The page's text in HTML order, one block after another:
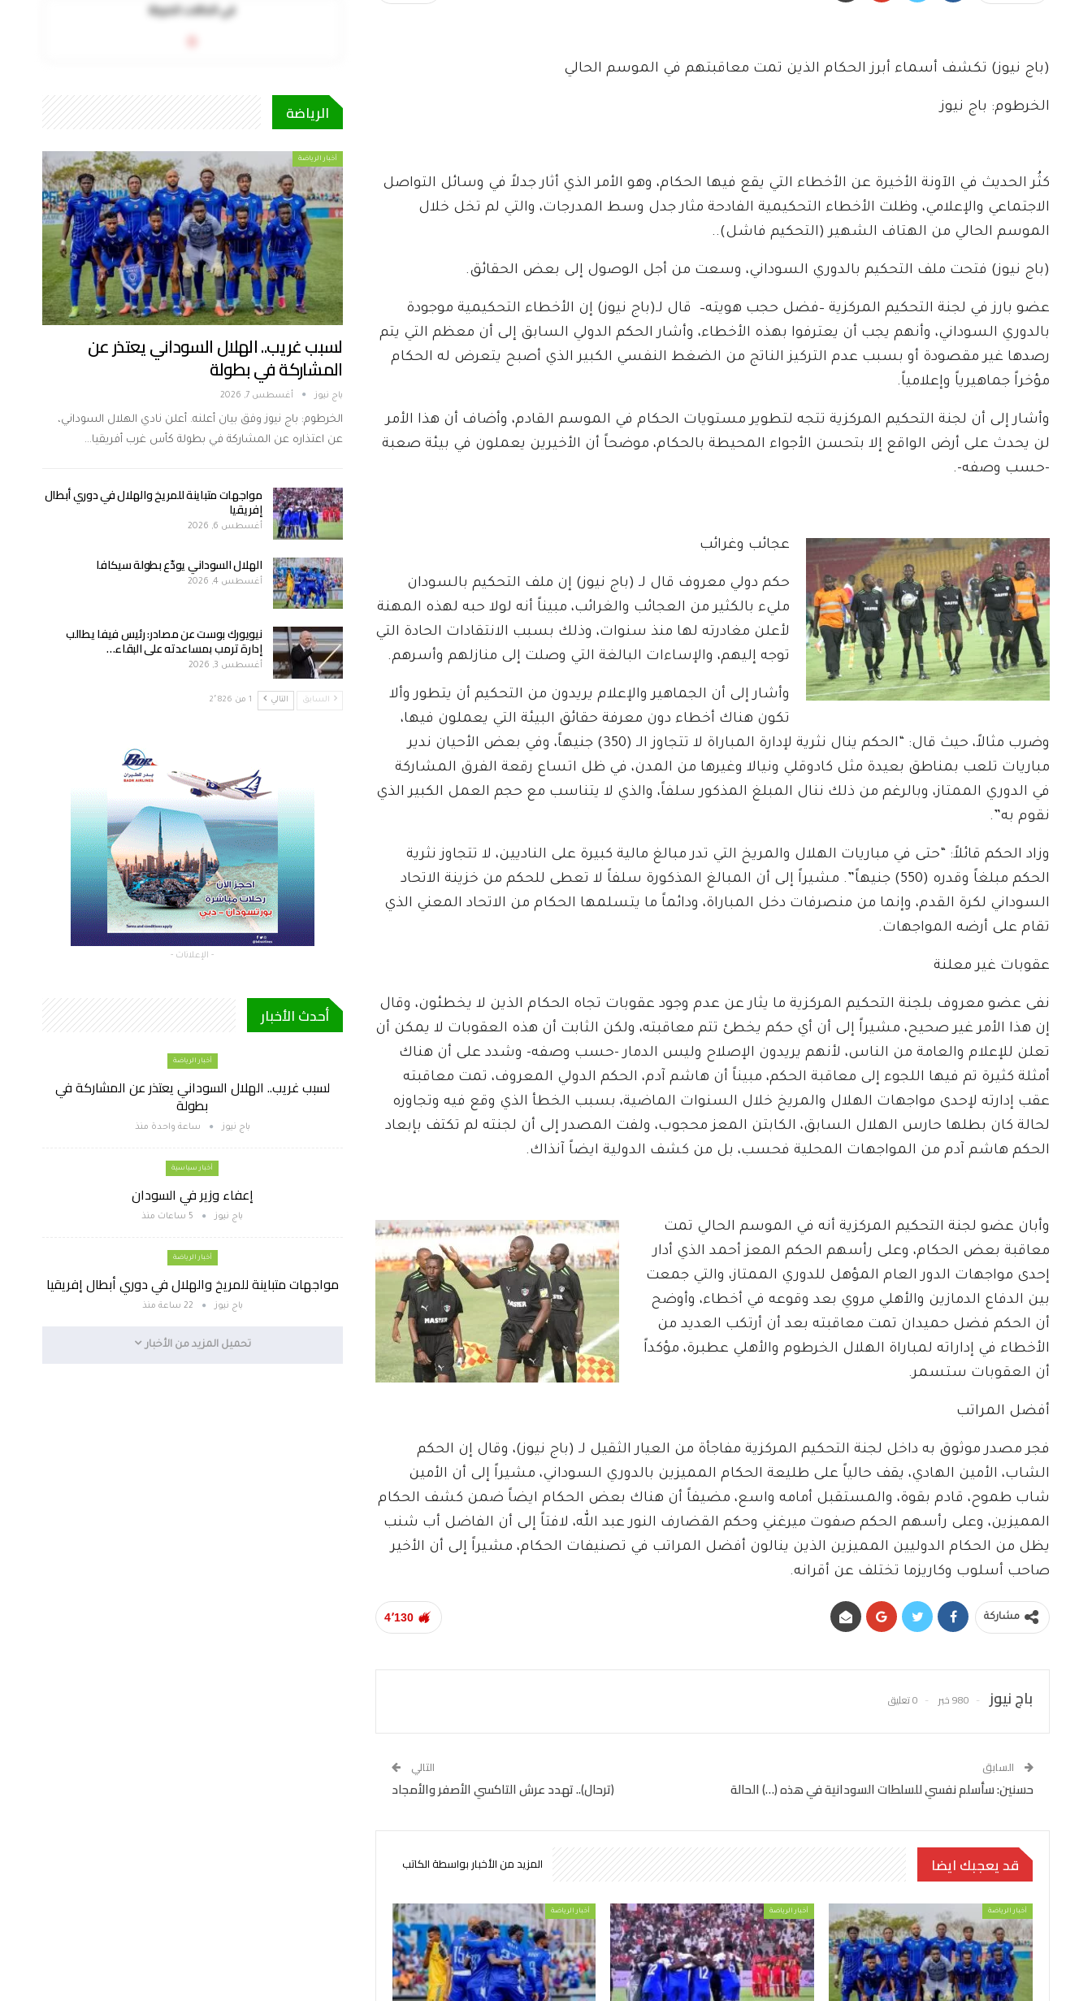
(باج نيوز) تكشف أسماء أبرز الحكام الذين تمت معاقبتهم في الموسم الحالي
الخرطوم: باج نيوز
كثُر الحديث في الآونة الأخيرة عن الأخطاء التي يقع فيها الحكام، وهو الأمر الذي أثار جدلاً في وسائل التواصل
الاجتماعي والإعلامي، وظلت الأخطاء التحكيمية الفادحة مثار جدل وسط المدرجات، والتي لم تخل خلال
الموسم الحالي من الهتاف الشهير (التحكيم فاشل)..
(باج نيوز) فتحت ملف التحكيم بالدوري السوداني، وسعت من أجل الوصول إلى بعض الحقائق.
عضو بارز في لجنة التحكيم المركزية –فضل حجب هويته– قال لـ(باج نيوز) إن الأخطاء التحكيمية موجودة
بالدوري السوداني، وأنهم يجب أن يعترفوا بهذه الأخطاء، وأشار الحكم الدولي السابق إلى أن معظم التي يتم
رصدها غير مقصودة أو بسبب عدم التركيز الناتج من الضغط النفسي الكبير الذي أصبح يتعرض له الحكام
مؤخراً جماهيرياً وإعلامياً.
وأشار إلى أن لجنة التحكيم المركزية تتجه لتطوير مستويات الحكام في الموسم القادم، وأضاف أن هذا الأمر
لن يحدث على أرض الواقع إلا بتحسن الأجواء المحيطة بالحكام، موضحاً أن الأخيرين يعملون في بيئة صعبة
-حسب وصفه-.
عجائب وغرائب
حكم دولي معروف قال لـ (باج نيوز) إن ملف التحكيم بالسودان
مليء بالكثير من العجائب والغرائب، مبيناً أنه لولا حبه لهذه المهنة
لأعلن مغادرته لها منذ سنوات، وذلك بسبب الانتقادات الحادة التي
توجه إليهم، والإساءات البالغة التي وصلت إلى منازلهم وأسرهم.
وأشار إلى أن الجماهير والإعلام يريدون من التحكيم أن يتطور وألا
تكون هناك أخطاء دون معرفة حقائق البيئة التي يعملون فيها،
وضرب مثالاً، حيث قال: “الحكم ينال نثرية لإدارة المباراة لا تتجاوز الـ (350) جنيهاً، وفي بعض الأحيان ندير
مباريات تلعب بمناطق بعيدة مثل كادوقلي ونيالا وغيرها من المدن، في ظل اتساع رقعة الفرق المشاركة
في الدوري الممتاز، وبالرغم من ذلك ننال المبلغ المذكور سلفاً، والذي لا يتناسب مع حجم العمل الكبير الذي
نقوم به”.
وزاد الحكم قائلاً: “حتى في مباريات الهلال والمريخ التي تدر مبالغ مالية كبيرة على الناديين، لا تتجاوز نثرية
الحكم مبلغاً وقدره (550) جنيهاً”. مشيراً إلى أن المبالغ المذكورة سلفاً لا تعطى للحكم من خزينة الاتحاد
السوداني لكرة القدم، وإنما من منصرفات دخل المباراة، ودائماً ما يتسلمها الحكام من الاتحاد المعني الذي
تقام على أرضه المواجهات.
عقوبات غير معلنة
نفى عضو معروف بلجنة التحكيم المركزية ما يثار عن عدم وجود عقوبات تجاه الحكام الذين لا يخطئون، وقال
إن هذا الأمر غير صحيح، مشيراً إلى أن أي حكم يخطئ تتم معاقبته، ولكن الثابت أن هذه العقوبات لا يمكن أن
تعلن للإعلام والعامة من الناس، لأنهم يريدون الإصلاح وليس الدمار -حسب وصفه- وشدد على أن هناك
أمثلة كثيرة تم فيها اللجوء إلى معاقبة الحكم، مبيناً أن هاشم آدم، الحكم الدولي المعروف، تمت معاقبته
عقب إدارته لإحدى مواجهات الهلال والمريخ خلال السنوات الماضية، بسبب الخطأ الذي وقع فيه وتجاوزه
لحالة كان بطلها حارس الهلال السابق، الكابتن المعز محجوب، ولفت المصدر إلى أن لجنته لم تكتف بإبعاد
الحكم هاشم آدم من المواجهات المحلية فحسب، بل من كشف الدولية ايضاً آنذاك.
وأبان عضو لجنة التحكيم المركزية أنه في الموسم الحالي تمت
معاقبة بعض الحكام، وعلى رأسهم الحكم المعز أحمد الذي أدار
إحدى مواجهات الدور العام المؤهل للدوري الممتاز، والتي جمعت
بين الدفاع الدمازين والأهلي مروي بعد وقوعه في أخطاء، وأوضح
أن الحكم فضل حميدان تمت معاقبته بعد أن أرتكب العديد من
الأخطاء في إداراته لمباراة الهلال الخرطوم والأهلي عطبرة، مؤكداً
أن العقوبات ستسمر.
أفضل المراتب
فجر مصدر موثوق به داخل لجنة التحكيم المركزية مفاجأة من العيار الثقيل لـ (باج نيوز)، وقال إن الحكم
الشاب، الأمين الهادي، يقف حالياً على طليعة الحكام المميزين بالدوري السوداني، مشيراً إلى أن الأمين
شاب طموح، قادم بقوة، والمستقبل أمامه واسع، مضيفاً أن هناك بعض الحكام ايضاً ضمن كشف الحكام
المميزين، وعلى رأسهم الحكم صفوت ميرغني وحكم القضارف النور عبد الله، لافتاً إلى أن الفاضل أب شنب
يظل من الحكام الدوليين المميزين الذين ينالون أفضل المراتب في تصنيفات الحكام، مشيراً إلى أن الأخير
صاحب أسلوب وكاريزما تختلف عن أقرانه.
4٬130 مشاركة
باج نيوز 980 خبر 0 تعليق
السابق
حسنين: سأسلم نفسي للسلطات السودانية في هذه (…) الحالة
التالي
(ترحال).. تهدد عرش التاكسي الأصفر والأمجاد
قد يعجبك ايضا المزيد من الأخبار بواسطة الكاتب
أخبار الرياضة أخبار الرياضة أخبار الرياضة
في الحالات الحرجة
الرياضة
أخبار الرياضة
لسبب غريب.. الهلال السوداني يعتذر عن
المشاركة في بطولة
باج نيوز أغسطس 7, 2026
الخرطوم: باج نيوز وفق بيان أعلنه. أعلن نادي الهلال السوداني،
عن اعتذاره عن المشاركة في بطولة كأس غرب أفريقيا…
مواجهات متباينة للمريخ والهلال في دوري أبطال
إفريقيا
أغسطس 6, 2026
الهلال السوداني يودّع بطولة سيكافا
أغسطس 4, 2026
نيويورك بوست عن مصادر: رئيس فيفا يطالب
إدارة ترمب بمساعدته على البقاء…
أغسطس 3, 2026
السابق التالي 1 من 2٬826
- الإعلانات -
أحدث الأخبار
أخبار الرياضة
لسبب غريب.. الهلال السوداني يعتذر عن المشاركة في
بطولة
باج نيوز ساعة واحدة منذ
أخبار سياسية
إعفاء وزير في السودان
باج نيوز 5 ساعات منذ
أخبار الرياضة
مواجهات متباينة للمريخ والهلال في دوري أبطال إفريقيا
باج نيوز 22 ساعة منذ
تحميل المزيد من الأخبار